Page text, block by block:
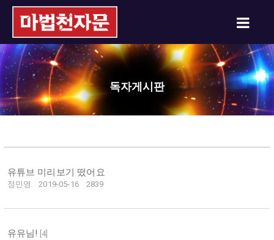
독자게시판
유튜브 미리보기 떴어요
정민영 2019-05-16 2839
유유님! 4]